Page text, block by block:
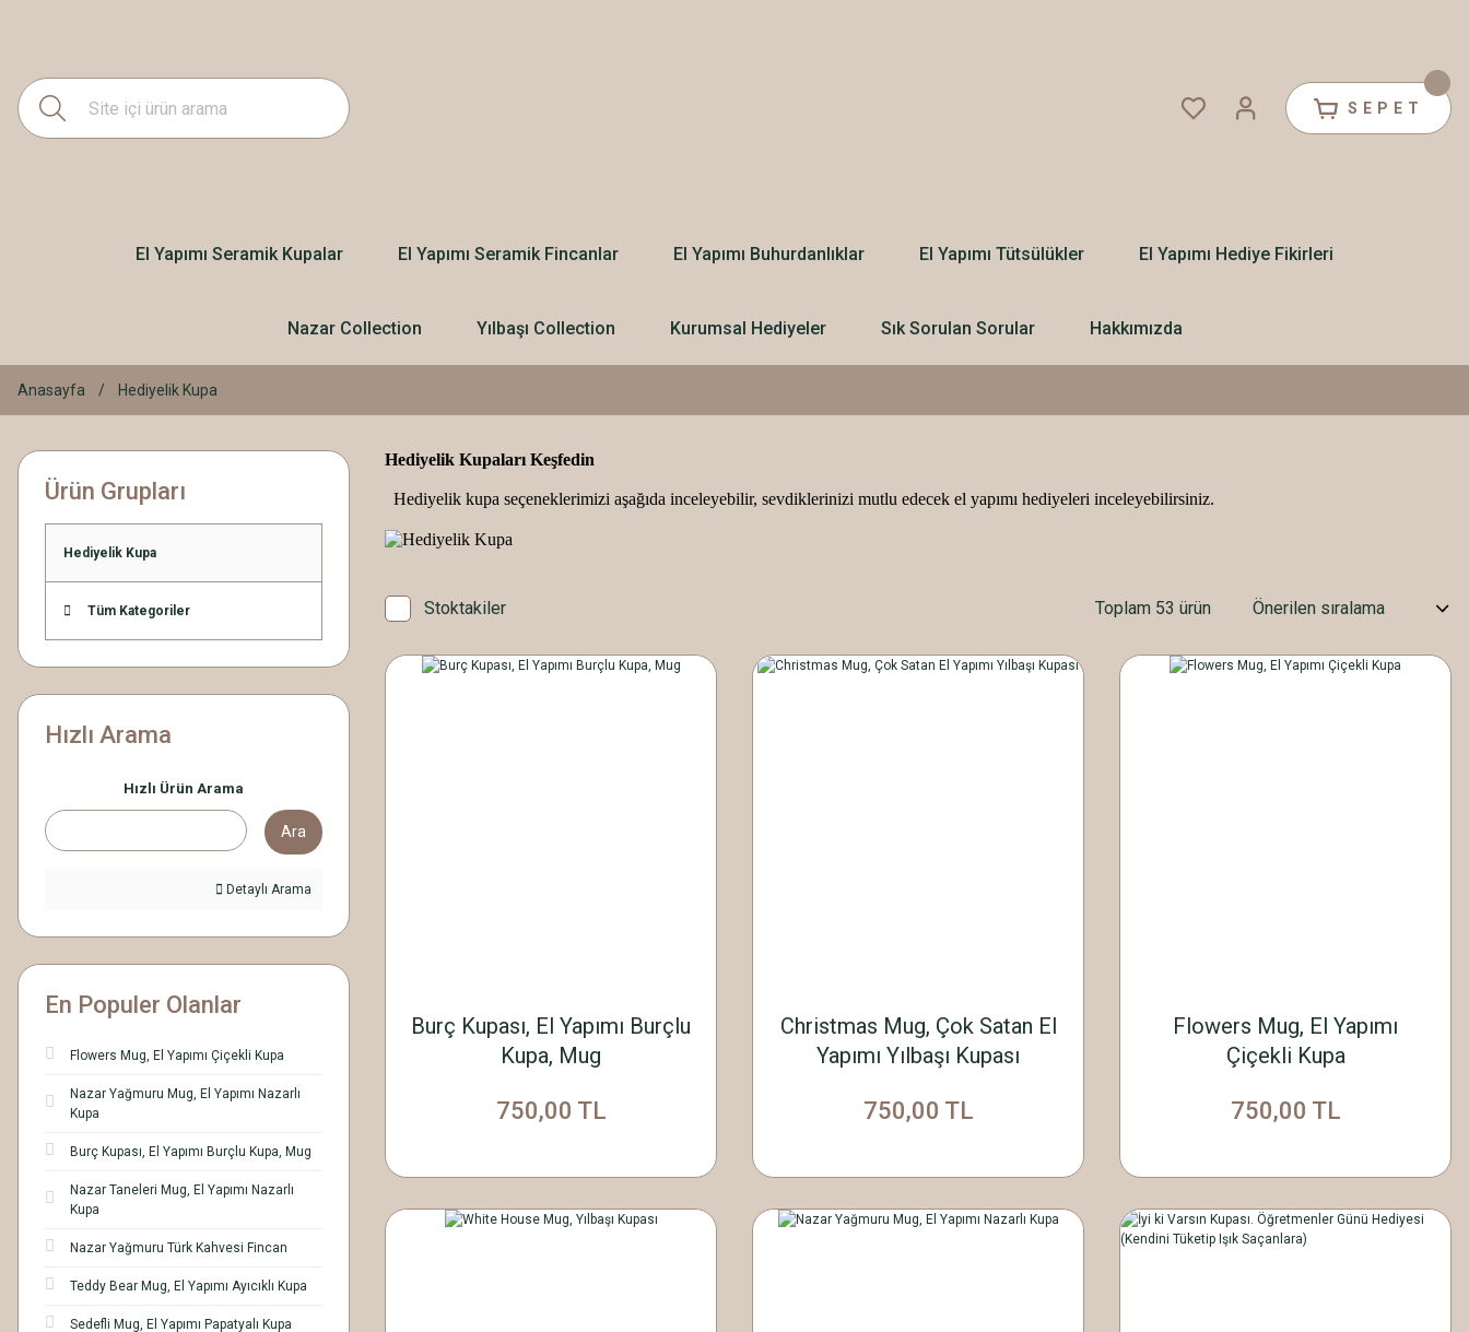
SEPET
El Yapımı Seramik Kupalar El Yapımı Seramik Fincanlar El Yapımı Buhurdanlıklar El Yapımı Tütsülükler El Yapımı Hediye Fikirleri
Nazar Collection Yılbaşı Collection Kurumsal Hediyeler Sık Sorulan Sorular Hakkımızda
Anasayfa Hediyelik Kupa
Ürün Grupları
Hediyelik Kupa
Tüm Kategoriler
Hızlı Arama
Hızlı Ürün Arama
Ara
Detaylı Arama
En Populer Olanlar
Flowers Mug, El Yapımı Çiçekli Kupa
Nazar Yağmuru Mug, El Yapımı Nazarlı
Kupa
Burç Kupası, El Yapımı Burçlu Kupa, Mug
Nazar Taneleri Mug, El Yapımı Nazarlı
Kupa
Nazar Yağmuru Türk Kahvesi Fincan
Teddy Bear Mug, El Yapımı Ayıcıklı Kupa
Sedefli Mug, El Yapımı Papatyalı Kupa
Hediyelik Kupaları Keşfedin
Hediyelik kupa seçeneklerimizi aşağıda inceleyebilir, sevdiklerinizi mutlu edecek el yapımı hediyeleri inceleyebilirsiniz.
Stoktakiler Toplam 53 ürün
Burç Kupası, El Yapımı Burçlu
Kupa, Mug
750,00 TL
Christmas Mug, Çok Satan El
Yapımı Yılbaşı Kupası
750,00 TL
Flowers Mug, El Yapımı
Çiçekli Kupa
750,00 TL